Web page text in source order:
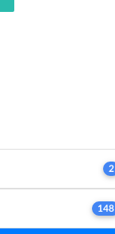
2
148